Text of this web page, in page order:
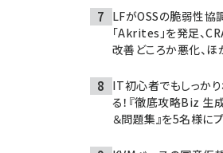
LFがOSSの脆弱性協
「Akrites」を発足、
改善どころか悪化、ほ
IT初心者でもしっか
る！『徹底攻略Biz 生
＆問題集』を5名様にプ